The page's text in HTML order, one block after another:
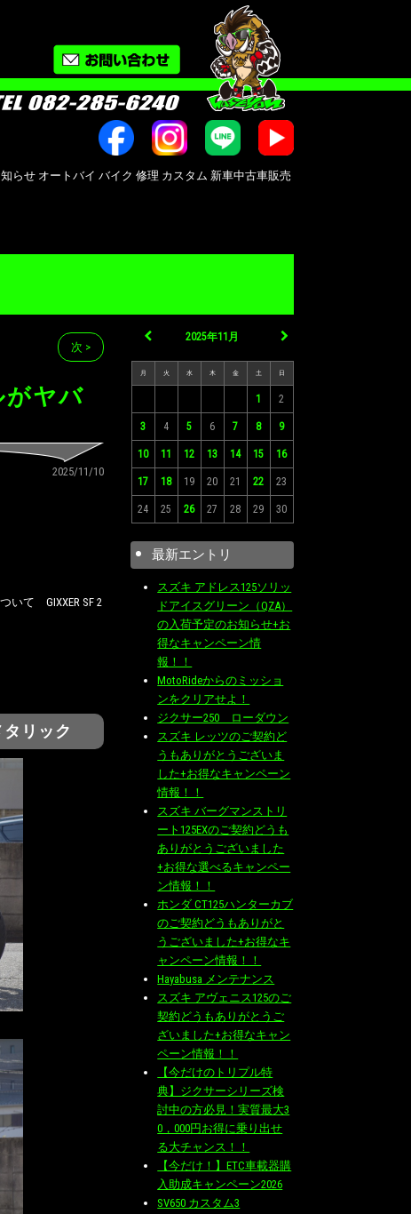
バイ バイク 修理 カスタム 新車中古車販売 Bike shop MotoRide レース活動
次 >
がヤバ
2025/11/10
いて GIXXER SF 2
リック
2025年11月
月 火 水 木 金 土 日
1 2
3 4 5 6 7 8 9
10 11 12 13 14 15 16
17 18 19 20 21 22 23
24 25 26 27 28 29 30
最新エントリ
スズキ アドレス125ソリッ
ドアイスグリーン（QZA）
の入荷予定のお知らせ+お
得なキャンペーン情
報！！
MotoRideからのミッショ
ンをクリアせよ！
ジクサー250 ローダウン
スズキ レッツのご契約ど
うもありがとうございま
した+お得なキャンペーン
情報！！
スズキ バーグマンストリ
ート125EXのご契約どうも
ありがとうございました
+お得な選べるキャンペー
ン情報！！
ホンダ CT125ハンターカブ
のご契約どうもありがと
うございました+お得なキ
ャンペーン情報！！
Hayabusa メンテナンス
スズキ アヴェニス125のご
契約どうもありがとうご
ざいました+お得なキャン
ペーン情報！！
【今だけのトリプル特
典】ジクサーシリーズ検
討中の方必見！実質最大3
0，000円お得に乗り出せ
る大チャンス！！
【今だけ！】ETC車載器購
入助成キャンペーン2026
SV650 カスタム3